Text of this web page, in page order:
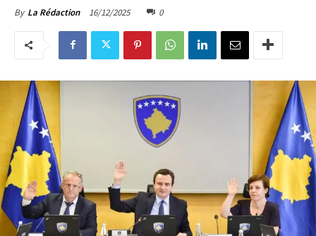
By La Rédaction 16/12/2025 0